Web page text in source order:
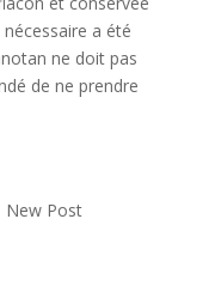
a été
ne doit pas
de ne prendre
New Post